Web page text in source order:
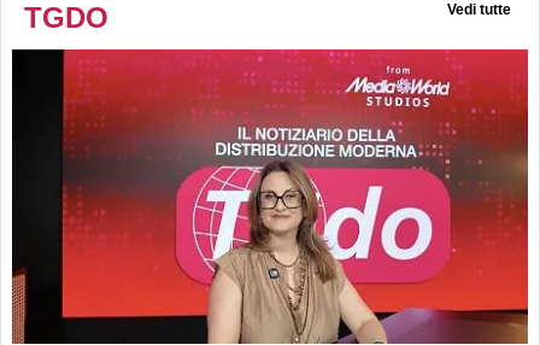
TGDO Vedi tutte